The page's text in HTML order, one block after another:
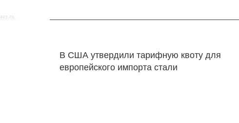
В США утвердили тарифную квоту для
европейского импорта стали